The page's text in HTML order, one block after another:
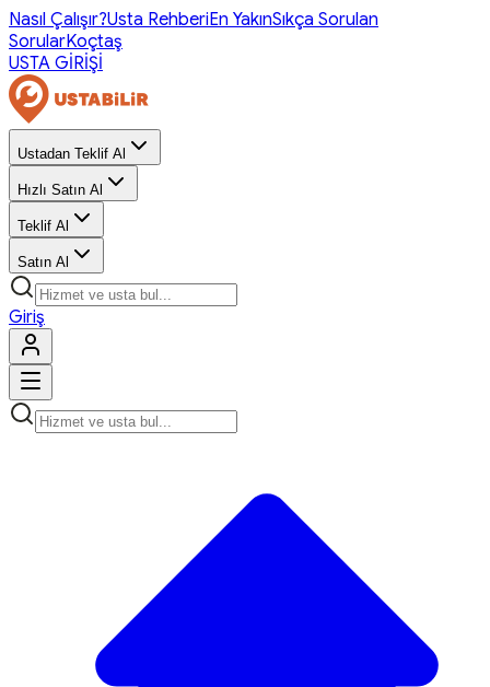
Nasıl Çalışır?Usta RehberiEn YakınSıkça Sorulan
SorularKoçtaş
USTA GİRİŞİ
Ustadan Teklif Al
Hızlı Satın Al
Teklif Al
Satın Al
Giriş